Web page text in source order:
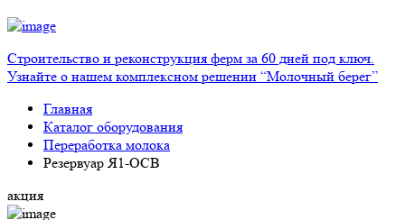
Строительство и реконструкция ферм за 60 дней под ключ.
Узнайте о нашем комплексном решении “Молочный берег”
Главная
Каталог оборудования
Переработка молока
Резервуар Я1-ОСВ
акция